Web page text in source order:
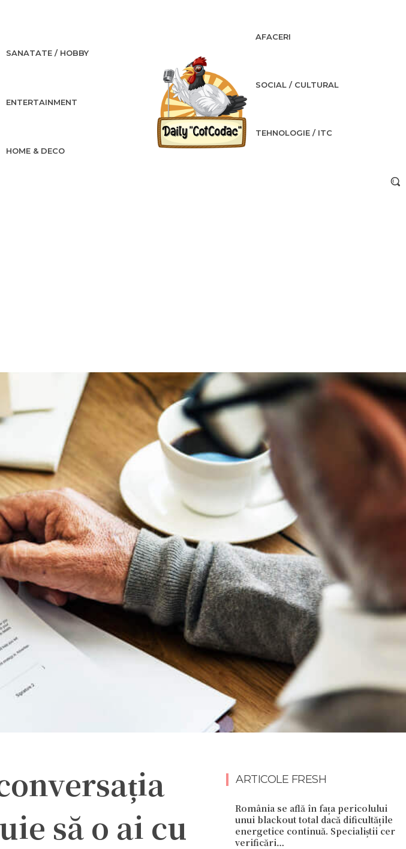
SANATATE / HOBBY
ENTERTAINMENT
HOME & DECO
AFACERI
SOCIAL / CULTURAL
TEHNOLOGIE / ITC
să o ai cu
ARTICOLE FRESH
România se află în fața pericolului
unui blackout total dacă dificultățile
energetice continuă. Specialiștii cer
verificări…